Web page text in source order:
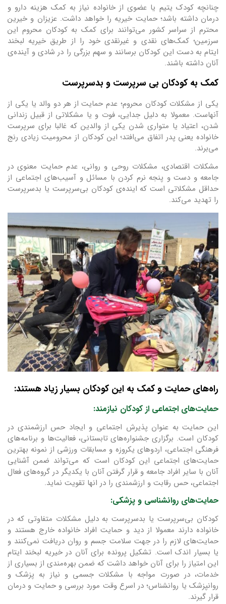
چنانچه کودک یتیم یا عضوی از خانواده نیاز به کمک هزینه دارو و
درمان داشته باشد؛ حمایت خیریه را خواهد داشت. عزیزان و خیرین
محترم از سراسر کشور می‌توانند برای کمک به کودکان محروم این
سرزمین؛ کمک‌های نقدی و غیرنقدی خود را از طریق خیریه لبخند
ایتام به دست این کودکان برسانند و سهم بزرگی را در شادی و آینده‌ی
آنان داشته باشند.
کمک به کودکان بی سرپرست و بدسرپرست
یکی از مشکلات کودکان محروم؛ عدم حمایت از هر دو والد یا یکی از
آنهاست. معمولا به دلیل جدایی، فوت و یا مشکلاتی از قبیل زندانی
شدن، اعتیاد یا متواری شدن یکی از والدین که غالبا برای سرپرست
خانواده یعنی پدر اتفاق می‌افتد؛ این کودکان از محرومیت زیادی رنج
می‌برند.
مشکلات اقتصادی، مشکلات روحی و روانی، عدم حمایت معنوی در
جامعه و دست و پنجه نرم کردن با مسائل و آسیب‌های اجتماعی از
حداقل مشکلاتی است که اینده‌ی کودکان بی‌سرپرست یا بدسرپرست
را تهدید می‌کند.
راه‌های حمایت و کمک به این کودکان بسیار زیاد هستند:
حمایت‌های اجتماعی از کودکان نیازمند:
این حمایت به عنوان پذیرش اجتماعی و ایجاد حس ارزشمندی در
کودکان است. برگزاری جشنواره‌های تابستانی، فعالیت‌ها و برنامه‌های
فرهنگی اجتماعی، اردوهای یکروزه و مسابقات ورزشی از نمونه بهترین
حمایت‌های اجتماعی این کودکان است که می‌تواند ضمن آشنایی
آنان با سایر افراد جامعه و قرار گرفتن آنان با یکدیگر در گروه‌های فعال
اجتماعی، حس رقابت و ارزشمندی را در انها تقویت نماید.
حمایت‌های روانشناسی و پزشکی:
کودکان بی‌سرپرست یا بدسرپرست به دلیل مشکلات متفاوتی که در
خانواده دارند معمولا از دید و حمایت افراد خانواده خارج هستند و
حمایت‌های لازم را در جهت سلامت جسم و روان دریافت نمی‌کنند و
یا بسیار اندک است. تشکیل پرونده برای آنان در خیریه لبخند ایتام
این امتیاز را برای آنان خواهد داشت که ضمن بهره‌مندی از بسیاری از
خدمات، در صورت مواجه با مشکلات جسمی و نیاز به پزشک و
روانپزشک یا روانشناس؛ در اسرع وقت مورد بررسی و حمایت و درمان
قرار گیرند.